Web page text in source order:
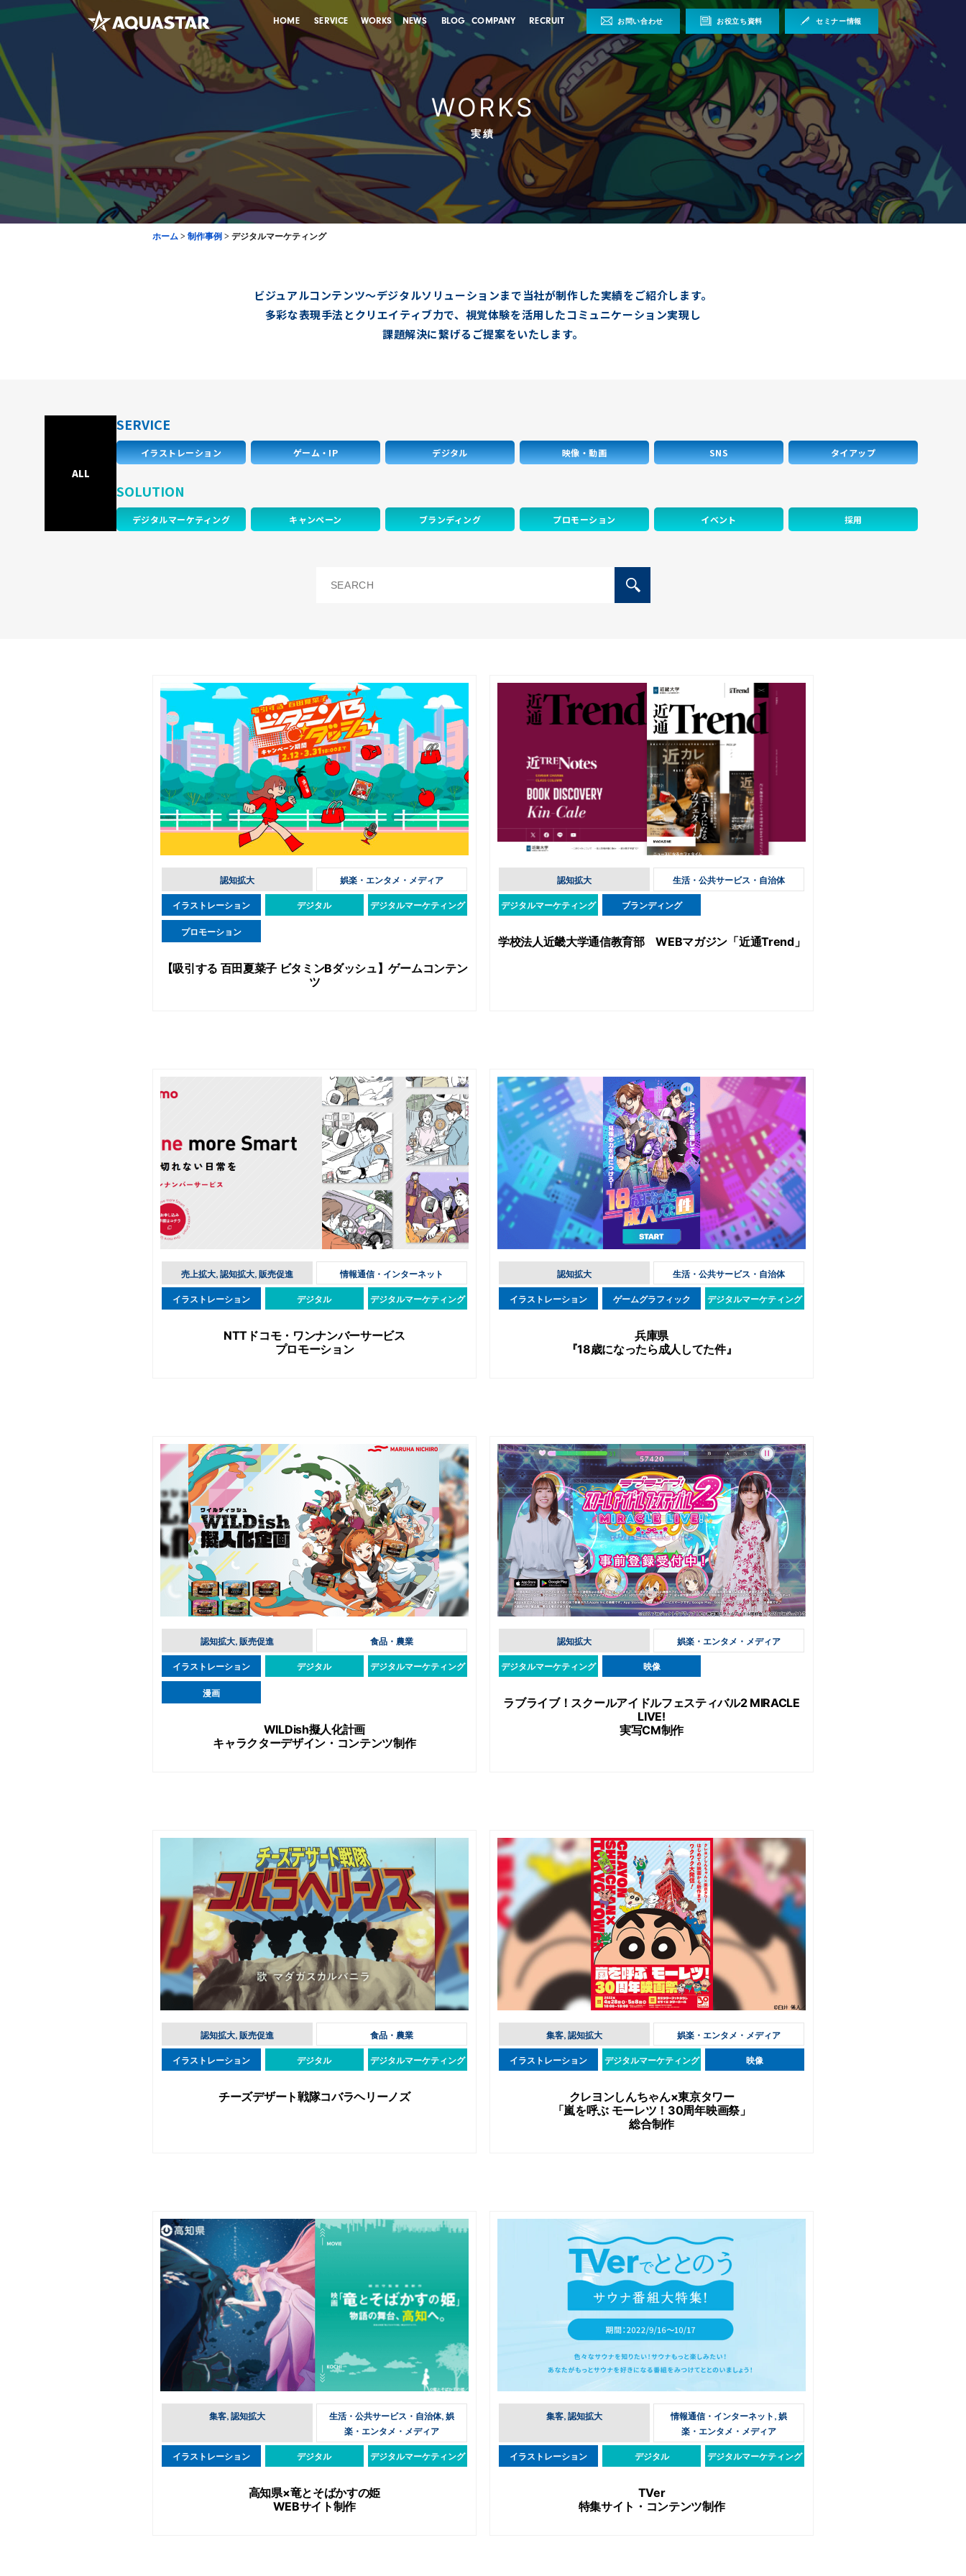
HOME SERVICE WORKS NEWS BLOG COMPANY RECRUIT お問い合わせ お役立ち資料 セミナー情報
WORKS
実績
ホーム > 制作事例 > デジタルマーケティング
ビジュアルコンテンツ～デジタルソリューションまで当社が制作した実績をご紹介します。
多彩な表現手法とクリエイティブ力で、視覚体験を活用したコミュニケーション実現し
課題解決に繋げるご提案をいたします。
ALL
SERVICE
イラストレーション ゲーム・IP デジタル 映像・動画 SNS タイアップ
SOLUTION
デジタルマーケティング キャンペーン ブランディング プロモーション イベント 採用
認知拡大 娯楽・エンタメ・メディア
イラストレーション デジタル デジタルマーケティング
プロモーション
【吸引する 百田夏菜子 ビタミンBダッシュ】ゲームコンテン
ツ
認知拡大 生活・公共サービス・自治体
デジタルマーケティング ブランディング
学校法人近畿大学通信教育部 WEBマガジン「近通Trend」
売上拡大, 認知拡大, 販売促進 情報通信・インターネット
イラストレーション デジタル デジタルマーケティング
NTTドコモ・ワンナンバーサービス
プロモーション
認知拡大 生活・公共サービス・自治体
イラストレーション ゲームグラフィック デジタルマーケティング
兵庫県
『18歳になったら成人してた件』
認知拡大, 販売促進 食品・農業
イラストレーション デジタル デジタルマーケティング
漫画
WILDish擬人化計画
キャラクターデザイン・コンテンツ制作
認知拡大 娯楽・エンタメ・メディア
デジタルマーケティング 映像
ラブライブ！スクールアイドルフェスティバル2 MIRACLE
LIVE!
実写CM制作
認知拡大, 販売促進 食品・農業
イラストレーション デジタル デジタルマーケティング
チーズデザート戦隊コバラヘリーノズ
集客, 認知拡大 娯楽・エンタメ・メディア
イラストレーション デジタルマーケティング 映像
クレヨンしんちゃん×東京タワー
「嵐を呼ぶ モーレツ！30周年映画祭」
総合制作
集客, 認知拡大
生活・公共サービス・自治体, 娯
楽・エンタメ・メディア
イラストレーション デジタル デジタルマーケティング
高知県×竜とそばかすの姫
WEBサイト制作
集客, 認知拡大
情報通信・インターネット, 娯
楽・エンタメ・メディア
イラストレーション デジタル デジタルマーケティング
TVer
特集サイト・コンテンツ制作